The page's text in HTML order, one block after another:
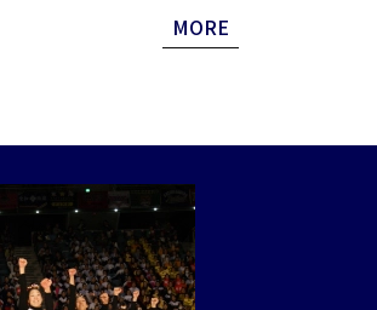
MORE